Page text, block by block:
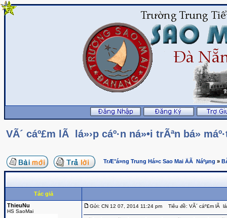
VÃ´ cáº£m lÃ lá»›p cáº·n ná»•i trÃªn bá»
TrÆ°á»ng Trung Há»c Sao Mai ÄÃ Náºµng »
Tác giả
ThieuNu
HS SaoMai
Gửi: CN 12 07, 2014 11:24 pm Tiêu đề: VÃ´ cáº£m lÃ